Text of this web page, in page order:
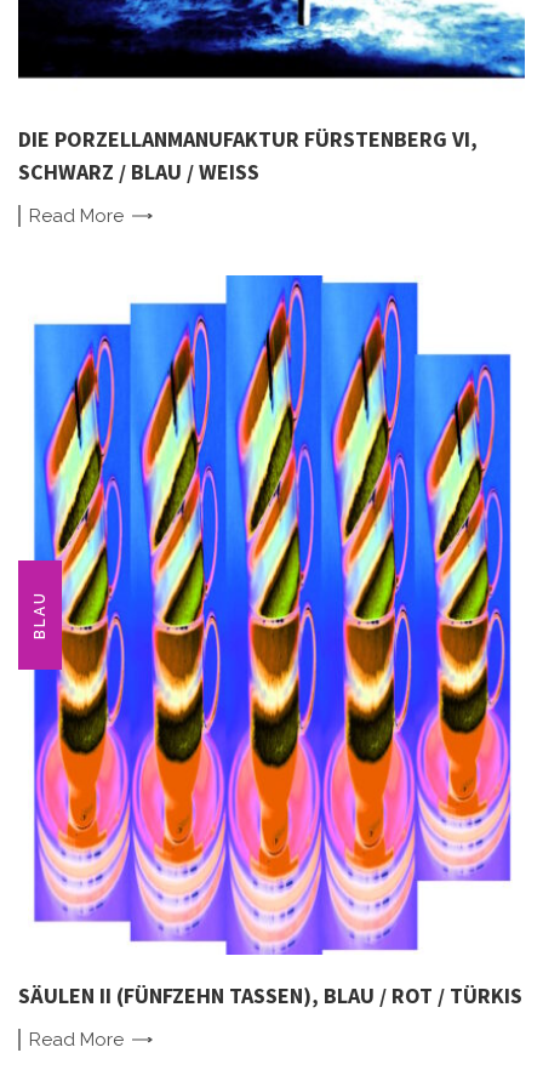
DIE PORZELLANMANUFAKTUR FÜRSTENBERG VI,
SCHWARZ / BLAU / WEISS
Read More
BLAU
SÄULEN II (FÜNFZEHN TASSEN), BLAU / ROT / TÜRKIS
Read More